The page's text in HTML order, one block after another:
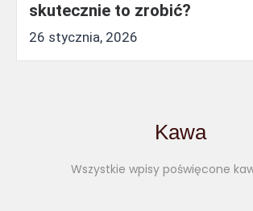
skutecznie to zrobić?
26 stycznia, 2026
Kawa
Wszystkie wpisy poświęcone